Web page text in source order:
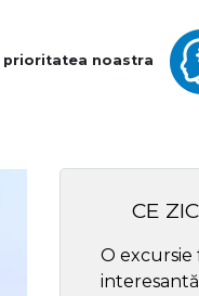
prioritatea noastra
CE
O excursie